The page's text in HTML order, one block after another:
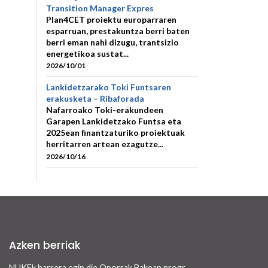
Transition Manager Expres
Plan4CET proiektu europarraren
esparruan, prestakuntza berri baten
berri eman nahi dizugu, trantsizio
energetikoa sustat...
2026/10/01
Lankidetzarako Toki Funtsaren
erakusketa – Ribaforada
Nafarroako Toki-erakundeen
Garapen Lankidetzako Funtsa eta
2025ean finantzaturiko proiektuak
herritarren artean ezagutze...
2026/10/16
Azken berriak